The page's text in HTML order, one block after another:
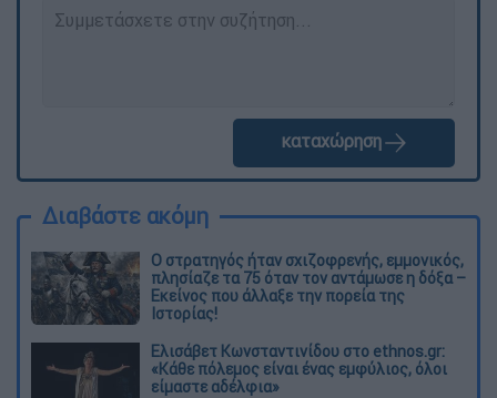
καταχώρηση
Διαβάστε ακόμη
O στρατηγός ήταν σχιζοφρενής, εμμονικός,
πλησίαζε τα 75 όταν τον αντάμωσε η δόξα –
Εκείνος που άλλαξε την πορεία της
Ιστορίας!
Ελισάβετ Κωνσταντινίδου στο ethnos.gr:
«Κάθε πόλεμος είναι ένας εμφύλιος, όλοι
είμαστε αδέλφια»